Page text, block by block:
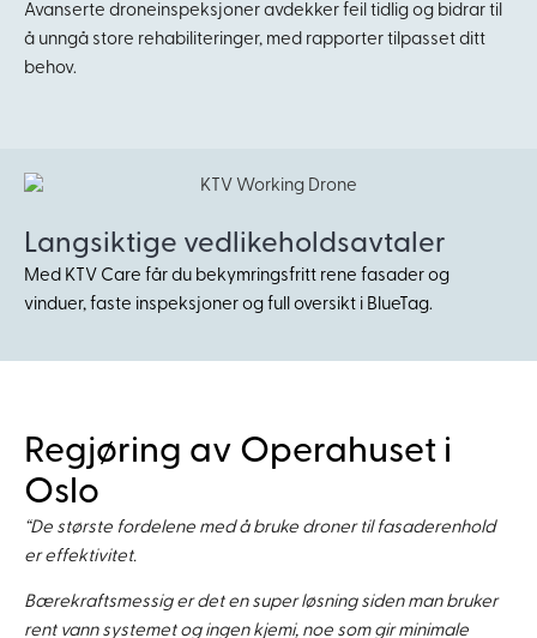
Avanserte droneinspeksjoner avdekker feil tidlig og bidrar til
å unngå store rehabiliteringer, med rapporter tilpasset ditt
behov.
Langsiktige vedlikeholdsavtaler
Med KTV Care får du bekymringsfritt rene fasader og
vinduer, faste inspeksjoner og full oversikt i BlueTag.
Regjøring av Operahuset i
Oslo
“De største fordelene med å bruke droner til fasaderenhold
er effektivitet.
Bærekraftsmessig er det en super løsning siden man bruker
rent vann systemet og ingen kjemi, noe som gir minimale